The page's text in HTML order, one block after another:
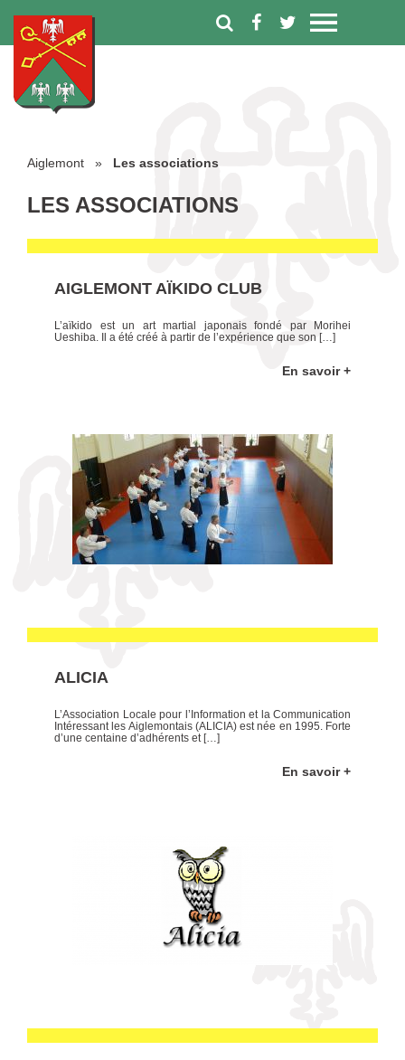
Aiglemont » Les associations
LES ASSOCIATIONS
AIGLEMONT AÏKIDO CLUB
L’aïkido est un art martial japonais fondé par Morihei
Ueshiba. Il a été créé à partir de l’expérience que son […]
En savoir +
ALICIA
L’Association Locale pour l’Information et la Communication
Intéressant les Aiglemontais (ALICIA) est née en 1995. Forte
d’une centaine d’adhérents et […]
En savoir +